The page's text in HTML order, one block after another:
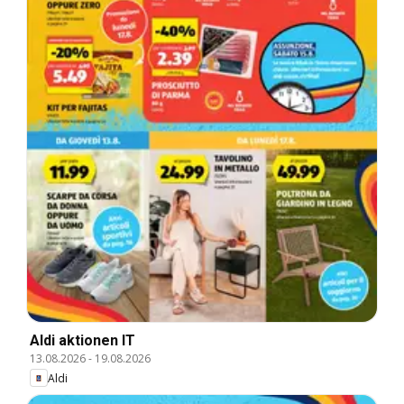
Aldi aktionen IT
13.08.2026- 19.08.2026
Aldi